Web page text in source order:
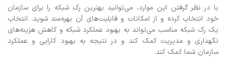
با در نظر گرفتن این موارد، می‌توانید بهترین رک شبکه را برای سازمان
خود انتخاب کرده و از امکانات و قابلیت‌های آن بهره‌مند شوید. انتخاب
یک رک شبکه مناسب می‌تواند به بهبود عملکرد شبکه و کاهش هزینه‌های
نگهداری و مدیریت کمک کند و در نتیجه به بهبود کارایی و عملکرد
سازمان شما کمک کند.